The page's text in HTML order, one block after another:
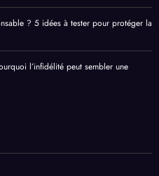
? 5 idées à tester pour protéger la
l’infidélité peut sembler une